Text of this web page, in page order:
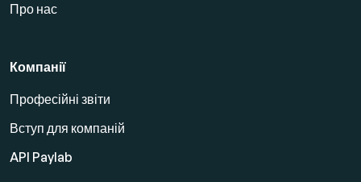
Про нас
Компанії
Професійні звіти
Вступ для компаній
API Paylab